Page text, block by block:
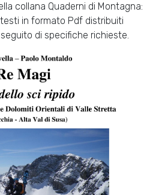
collana Quaderni di Montagna:
in formato Pdf distribuiti
di specifiche richieste.